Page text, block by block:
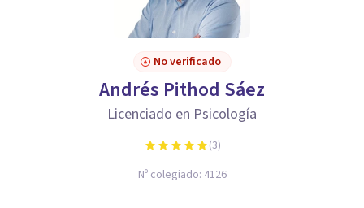
No verificado
Andrés Pithod Sáez
Licenciado en Psicología
(3)
Nº colegiado: 4126